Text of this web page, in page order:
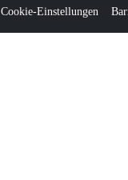
Cookie-Einstellungen